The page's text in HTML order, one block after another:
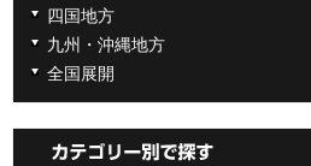
四国地方
九州・沖縄地方
全国展開